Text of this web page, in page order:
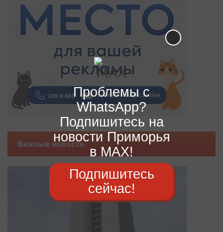
Важные новости
Проблемы с
WhatsApp?
Подпишитесь на
новости Приморья
в MAX!
Подпишитесь
сейчас!